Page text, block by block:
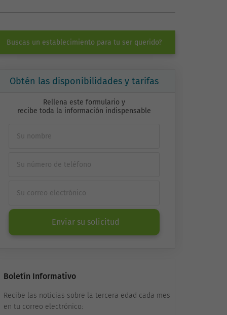
Buscas un establecimiento para tu ser querido?
Obtén las disponibilidades y tarifas
Rellena este formulario y
recibe toda la información indispensable
Enviar su solicitud
Boletín Informativo
Recibe las noticias sobre la tercera edad cada mes
en tu correo electrónico: